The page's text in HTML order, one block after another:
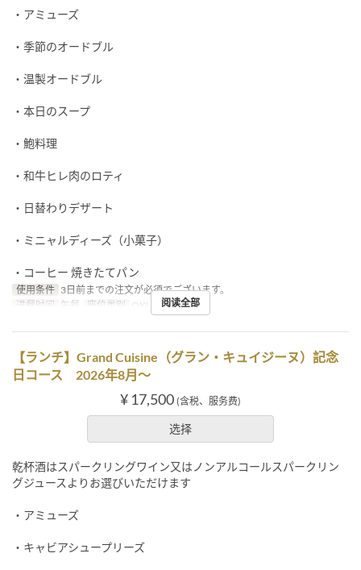
・アミューズ
・季節のオードブル
・温製オードブル
・本日のスープ
・鮑料理
・和牛ヒレ肉のロティ
・日替わりデザート
・ミニャルディーズ（小菓子）
・コーヒー 焼きたてパン
使用条件 3日前までの注文が必須でございます。
进餐时间
午餐 座位类别 OKUMURATEI
阅读全部
【ランチ】Grand Cuisine（グラン・キュイジーヌ）記念
日コース 2026年8月～
¥ 17,500 (含税、服务费)
选择
乾杯酒はスパークリングワイン又はノンアルコールスパークリン
グジュースよりお選びいただけます
・アミューズ
・キャビアシュープリーズ